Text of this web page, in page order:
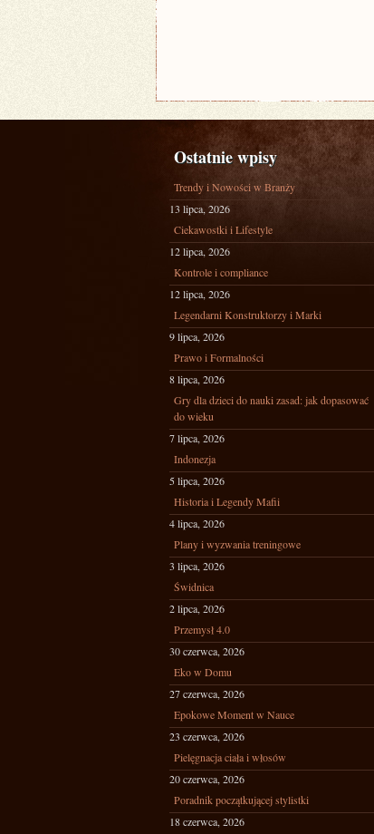
Ostatnie wpisy
Trendy i Nowości w Branży
13 lipca, 2026
Ciekawostki i Lifestyle
12 lipca, 2026
Kontrole i compliance
12 lipca, 2026
Legendarni Konstruktorzy i Marki
9 lipca, 2026
Prawo i Formalności
8 lipca, 2026
Gry dla dzieci do nauki zasad: jak dopasować
do wieku
7 lipca, 2026
Indonezja
5 lipca, 2026
Historia i Legendy Mafii
4 lipca, 2026
Plany i wyzwania treningowe
3 lipca, 2026
Świdnica
2 lipca, 2026
Przemysł 4.0
30 czerwca, 2026
Eko w Domu
27 czerwca, 2026
Epokowe Moment w Nauce
23 czerwca, 2026
Pielęgnacja ciała i włosów
20 czerwca, 2026
Poradnik początkującej stylistki
18 czerwca, 2026